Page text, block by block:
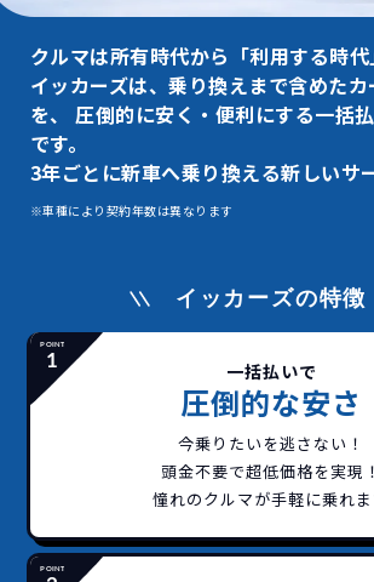
クルマは所有時代から「利用する時代
イッカーズは、乗り換えまで含めた
を、
圧倒的に安く・便利にする一括
です。
3年ごとに新車へ乗り換える新しいサ
※車種により契約年数は異なります
イッカーズの特徴
一括払いで
圧倒的な安さ
今乗りたいを逃さない！
頭金不要で超低価格を実現！
憧れのクルマが手軽に乗れ